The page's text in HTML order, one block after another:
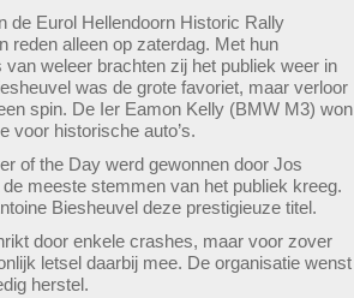
de Eurol Hellendoorn Historic Rally
reden alleen op zaterdag. Met hun
weleer brachten zij het publiek weer in
was de grote favoriet, maar verloor
spin. De Ier Eamon Kelly (BMW M3) won
voor historische auto’s.
of the Day werd gewonnen door Jos
meeste stemmen van het publiek kreeg.
Biesheuvel deze prestigieuze titel.
door enkele crashes, maar voor zover
letsel daarbij mee. De organisatie wenst
herstel.